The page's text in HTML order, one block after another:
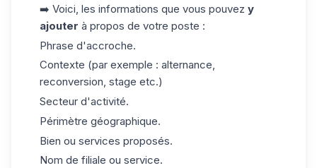
➡️ Voici, les informations que vous pouvez y
ajouter à propos de votre poste :
Phrase d'accroche.
Contexte (par exemple : alternance,
reconversion, stage etc.)
Secteur d'activité.
Périmètre géographique.
Bien ou services proposés.
Nom de filiale ou service.